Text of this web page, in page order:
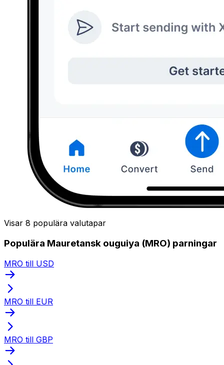
Visar 8 populära valutapar
Populära Mauretansk ouguiya (MRO) parningar
MRO till USD
MRO till EUR
MRO till GBP